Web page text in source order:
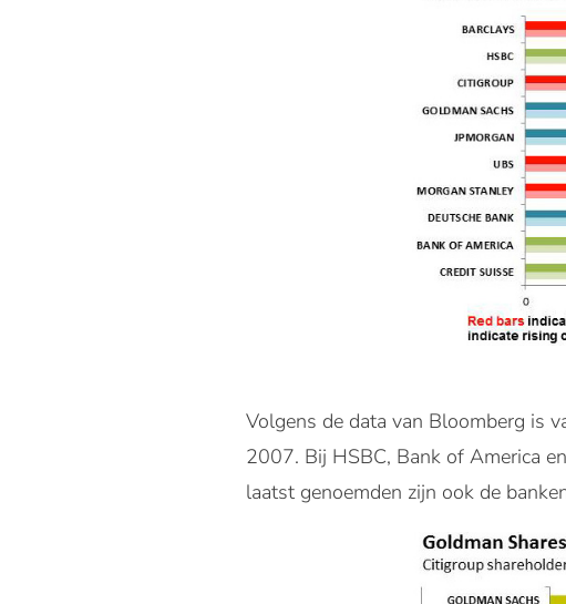
Volgens de data van Bloomberg is
2007. Bij HSBC, Bank of America
laatst genoemden zijn ook de